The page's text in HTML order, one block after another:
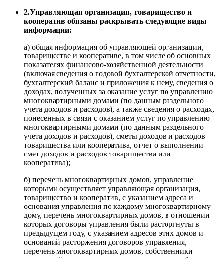
2.Управляющая организация, товарищество и
кооператив обязаны раскрывать следующие виды
информации:
а) общая информация об управляющей организации,
товариществе и кооперативе, в том числе об основных
показателях финансово-хозяйственной деятельности
(включая сведения о годовой бухгалтерской отчетности,
бухгалтерский баланс и приложения к нему, сведения о
доходах, полученных за оказание услуг по управлению
многоквартирными домами (по данным раздельного
учета доходов и расходов), а также сведения о расходах,
понесенных в связи с оказанием услуг по управлению
многоквартирными домами (по данным раздельного
учета доходов и расходов), сметы доходов и расходов
товарищества или кооператива, отчет о выполнении
смет доходов и расходов товарищества или
кооператива);
б) перечень многоквартирных домов, управление
которыми осуществляет управляющая организация,
товарищество и кооператив, с указанием адреса и
основания управления по каждому многоквартирному
дому, перечень многоквартирных домов, в отношении
которых договоры управления были расторгнуты в
предыдущем году, с указанием адресов этих домов и
оснований расторжения договоров управления,
перечень многоквартирных домов, собственники